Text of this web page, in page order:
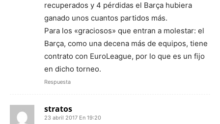
recuperados y 4 pérdidas el Barça hubiera
ganado unos cuantos partidos más.
Para los «graciosos» que entran a molestar: el
Barça, como una decena más de equipos, tiene
contrato con EuroLeague, por lo que es un fijo
en dicho torneo.
Respuesta
stratos
23 abril 2017 En 19:20